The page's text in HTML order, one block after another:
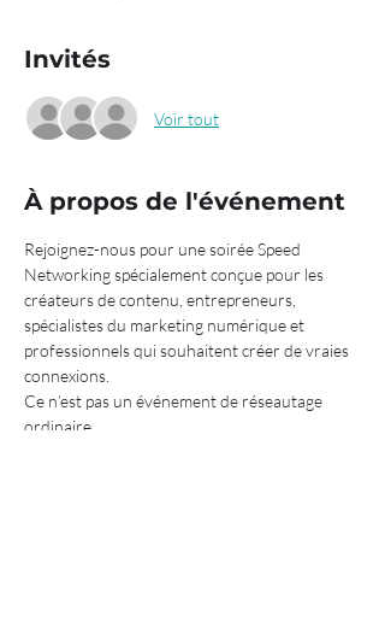
Invités
Voir tout
À propos de l'événement
Rejoignez-nous pour une soirée Speed
Networking spécialement conçue pour les
créateurs de contenu, entrepreneurs,
spécialistes du marketing numérique et
professionnels qui souhaitent créer de vraies
connexions.
Ce n’est pas un événement de réseautage
ordinaire.